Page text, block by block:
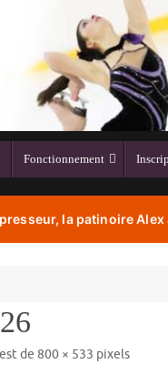
Fonctionnement
la patinoire
de800 × 533 pixels